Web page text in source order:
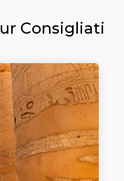
Consigliati